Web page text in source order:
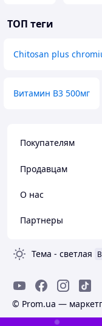
ТОП теги
Chitosan plus
Витамин B3 500мг
Покупателям
Продавцам
О нас
Партнеры
Тема - светлая
© Prom.ua —